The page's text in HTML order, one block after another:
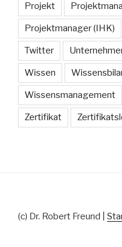
Projekt
Projektmanager (IHK)
Twitter
Wissen
Wissensmanagement
Zertifikat
(c) Dr. Robert Freund |